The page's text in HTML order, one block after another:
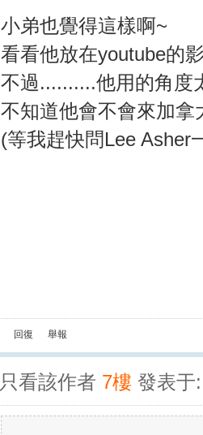
小弟也覺得這樣啊~
看看他放在youtube的
不過..........他用的角度
不知道他會不會來加拿
(等我趕快問Lee Asher
回復 舉報
只看該作者 7樓 發表于